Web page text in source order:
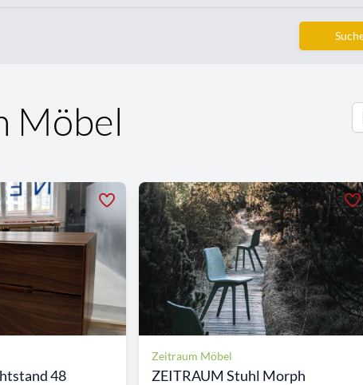
Möbel
48
Zeitraum Möbel
ZEITRAUM Stuhl Morph